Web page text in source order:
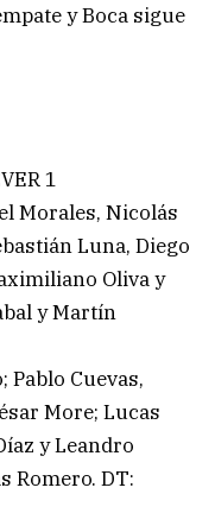
y Boca sigue
1
Morales, Nicolás
Luna, Diego
Oliva y
y Martín
Pablo Cuevas,
More; Lucas
y Leandro
Romero. DT: